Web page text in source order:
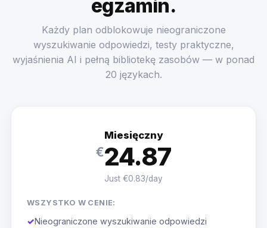
egzamin.
Każdy plan odblokowuje nieograniczone
wyszukiwanie odpowiedzi, testy praktyczne,
wyjaśnienia AI i pełną bibliotekę zasobów — w ponad
20 językach.
Miesięczny
€24.87
Just €0.83/day
WSZYSTKO W CENIE:
✓Nieograniczone wyszukiwanie odpowiedzi